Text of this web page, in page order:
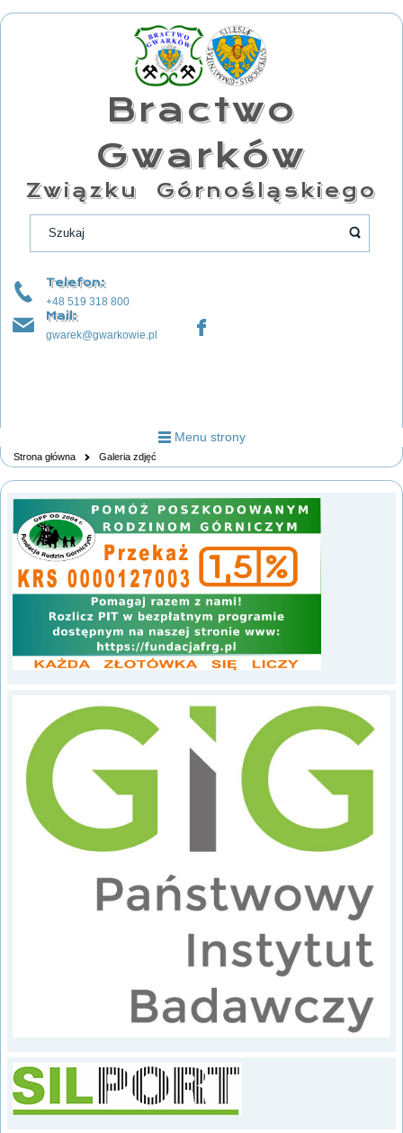
Bractwo
Gwarków
Związku Górnośląskiego
Telefon:
+48 519 318 800
Mail:
gwarek@gwarkowie.pl
Menu strony
Strona główna Galeria zdjęć